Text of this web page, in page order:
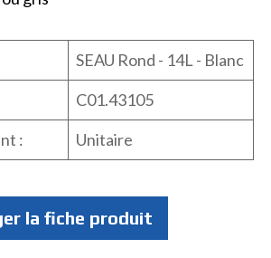
SEAU Rond - 14L - Blanc
C01.43105
:
Unitaire
la fiche produit